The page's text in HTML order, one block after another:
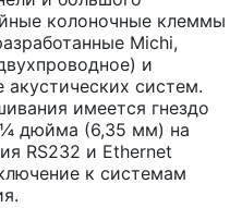
колоночные клеммы
Michi,
и
систем.
имеется гнездо
дюйма (6,35 мм) на
RS232 и Ethernet
к системам